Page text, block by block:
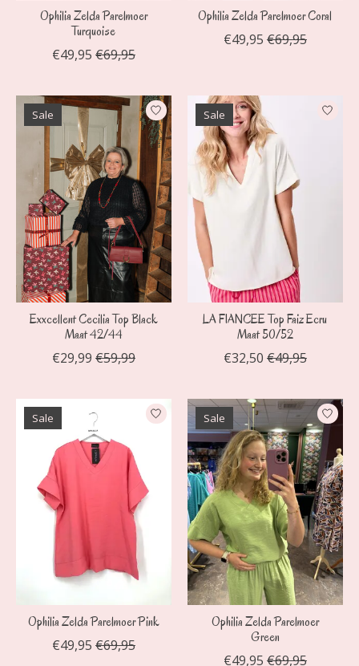
Ophilia Zelda Parelmoer
Turquoise
€49,95 €69,95
Ophilia Zelda Parelmoer Coral
€49,95 €69,95
Sale
Exxcellent Cecilia Top Black
Maat 42/44
€29,99 €59,99
Sale
LA FIANCEE Top Faiz Ecru
Maat 50/52
€32,50 €49,95
Sale
Ophilia Zelda Parelmoer Pink
€49,95 €69,95
Sale
Ophilia Zelda Parelmoer
Green
€49,95 €69,95